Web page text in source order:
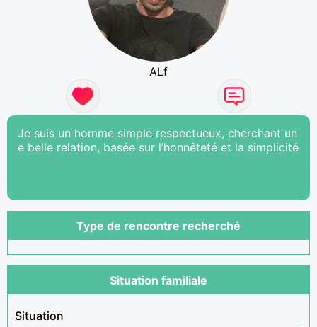
ALf
Je suis un homme simple respectueux, cherchant un
e belle relation, basée sur l’honnêteté et la simplicité
Type de rencontre recherché
Situation familiale
Situation